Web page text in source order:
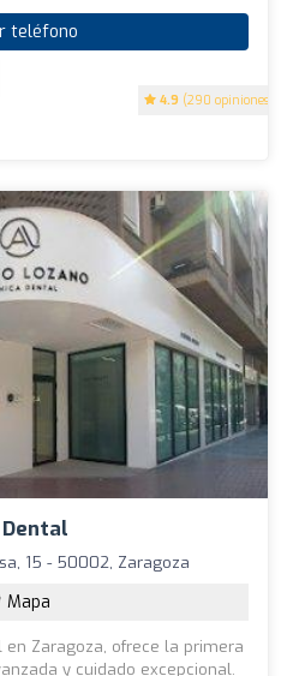
4.9 (290 opiniones)
teléfono
15 - 50002, Zaragoza
Mapa
en Zaragoza, ofrece la primera
y cuidado excepcional.